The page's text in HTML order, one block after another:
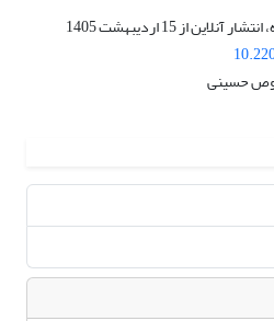
آنلاین از15 اردیبهشت 1405
حسینی